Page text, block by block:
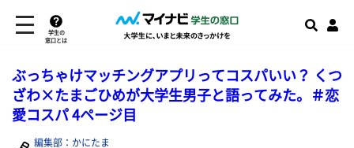
学生の
窓口とは
ぶっちゃけマッチングアプリってコスパいい？ くつ
ざわ×たまごひめが大学生男子と語ってみた。＃恋
愛コスパ 4ページ目
編集部：かにたま